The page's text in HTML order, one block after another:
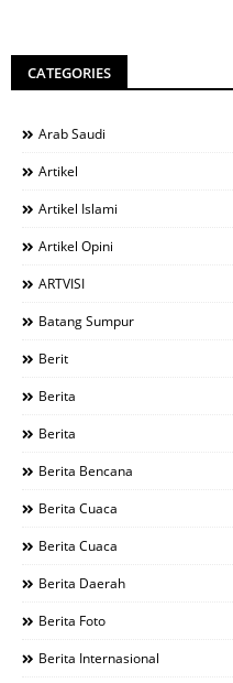
CATEGORIES
Arab Saudi
Artikel
Artikel Islami
Artikel Opini
ARTVISI
Batang Sumpur
Berit
Berita
Berita
Berita Bencana
Berita Cuaca
Berita Cuaca
Berita Daerah
Berita Foto
Berita Internasional